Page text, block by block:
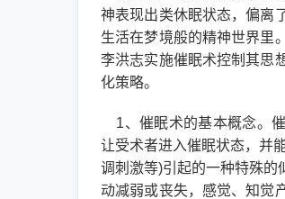
神表现出类休眠状态，偏离
生活在梦境般的精神世界里
李洪志实施催眠术控制其思
化策略。
1、催眠术的基本概念。
让受术者进入催眠状态，并
调刺激等)引起的一种特殊的
动减弱或丧失，感觉、知觉